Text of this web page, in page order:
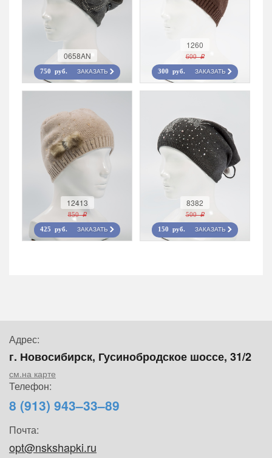
0658AN
750 руб. ЗАКАЗАТЬ
1260
600 r
300 руб. ЗАКАЗАТЬ
12413
850 r
425 руб. ЗАКАЗАТЬ
8382
500 r
150 руб. ЗАКАЗАТЬ
Адрес:
г. Новосибирск, Гусинобродское шоссе, 31/2
см.на карте
Телефон:
8 (913) 943–33–89
Почта:
opt@nskshapki.ru